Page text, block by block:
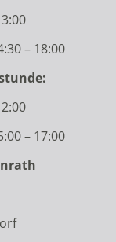
– 18:00
– 17:00